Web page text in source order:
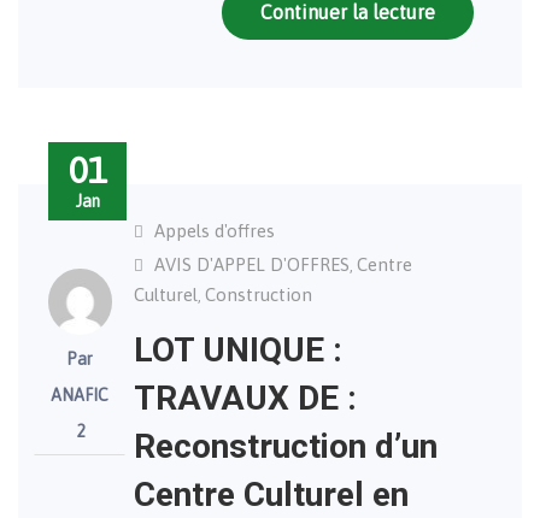
Continuer la lecture
01
Jan
Par
ANAFIC
2
Appels d'offres
AVIS D'APPEL D'OFFRES, Centre
Culturel, Construction
LOT UNIQUE :
TRAVAUX DE :
Reconstruction d’un
Centre Culturel en